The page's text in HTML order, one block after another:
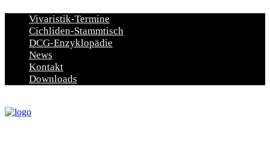
Vivaristik-Termine
Cichliden-Stammtisch
DCG-Enzyklopädie
News
Kontakt
Downloads